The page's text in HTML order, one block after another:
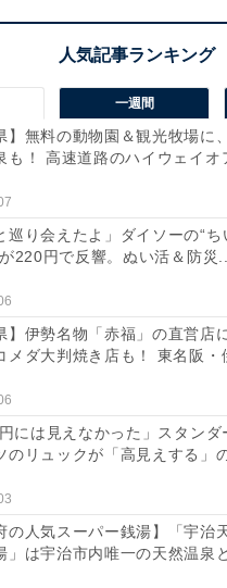
一週間
】無料の動物園＆観光牧場に
も！ 高速道路のハイウェイオ
巡り会えたよ」ダイソーの“ち
220円で反響。ぬい活＆防災...
】伊勢名物「赤福」の直営店
メダ大判焼き店も！ 東名阪・
円には見えなかった」スタンダ
のリュックが「高見えする」
の人気スーパー銭湯】「宇治
」は宇治市内唯一の天然温泉